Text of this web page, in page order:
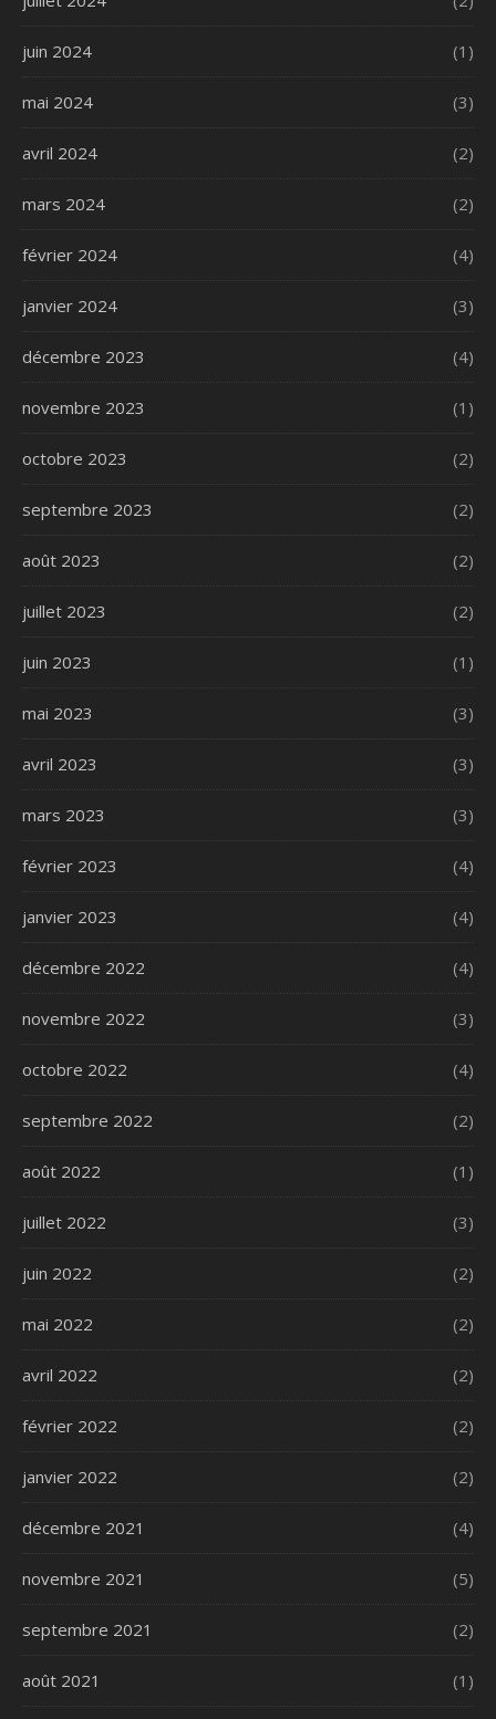
juin 2024 (1)
mai 2024 (3)
avril 2024 (2)
mars 2024 (2)
février 2024 (4)
janvier 2024 (3)
décembre 2023 (4)
novembre 2023 (1)
octobre 2023 (2)
septembre 2023 (2)
août 2023 (2)
juillet 2023 (2)
juin 2023 (1)
mai 2023 (3)
avril 2023 (3)
mars 2023 (3)
février 2023 (4)
janvier 2023 (4)
décembre 2022 (4)
novembre 2022 (3)
octobre 2022 (4)
septembre 2022 (2)
août 2022 (1)
juillet 2022 (3)
juin 2022 (2)
mai 2022 (2)
avril 2022 (2)
février 2022 (2)
janvier 2022 (2)
décembre 2021 (4)
novembre 2021 (5)
septembre 2021 (2)
août 2021 (1)